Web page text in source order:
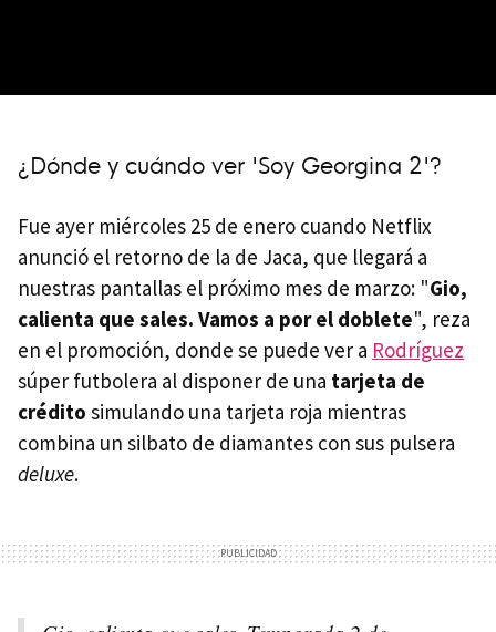
¿Dónde y cuándo ver 'Soy Georgina 2'?
Fue ayer miércoles 25 de enero cuando Netflix
anunció el retorno de la de Jaca, que llegará a
nuestras pantallas el próximo mes de marzo: "Gio,
calienta que sales. Vamos a por el doblete", reza
en el promoción, donde se puede ver a Rodríguez
súper futbolera al disponer de una tarjeta de
crédito simulando una tarjeta roja mientras
combina un silbato de diamantes con sus pulsera
deluxe.